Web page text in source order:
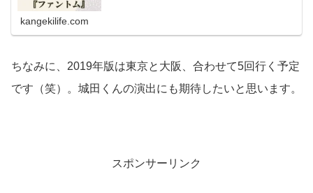
kangekilife.com
ちなみに、2019年版は東京と大阪、合わせて5回行く予定
です（笑）。城田くんの演出にも期待したいと思います。
スポンサーリンク